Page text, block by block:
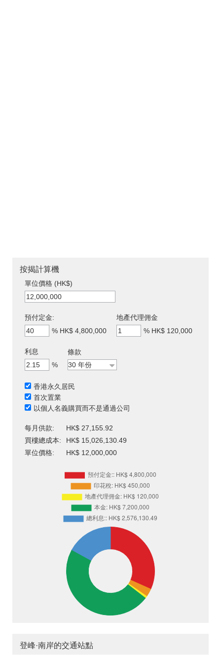
按揭計算機
單位價格 (HK$)
預付定金:
% HK$ 4,800,000
地產代理佣金
% HK$ 120,000
利息
%
條款
香港永久居民
首次置業
以個人名義購買而不是通過公司
每月供款:
HK$ 27,155.92
買樓總成本:
HK$ 15,026,130.49
單位價格:
HK$ 12,000,000
登峰·南岸的交通站點